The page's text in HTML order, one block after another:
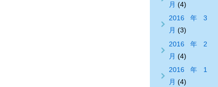
月 (4)
2016年3
月 (3)
2016年2
月 (4)
2016年1
月 (4)